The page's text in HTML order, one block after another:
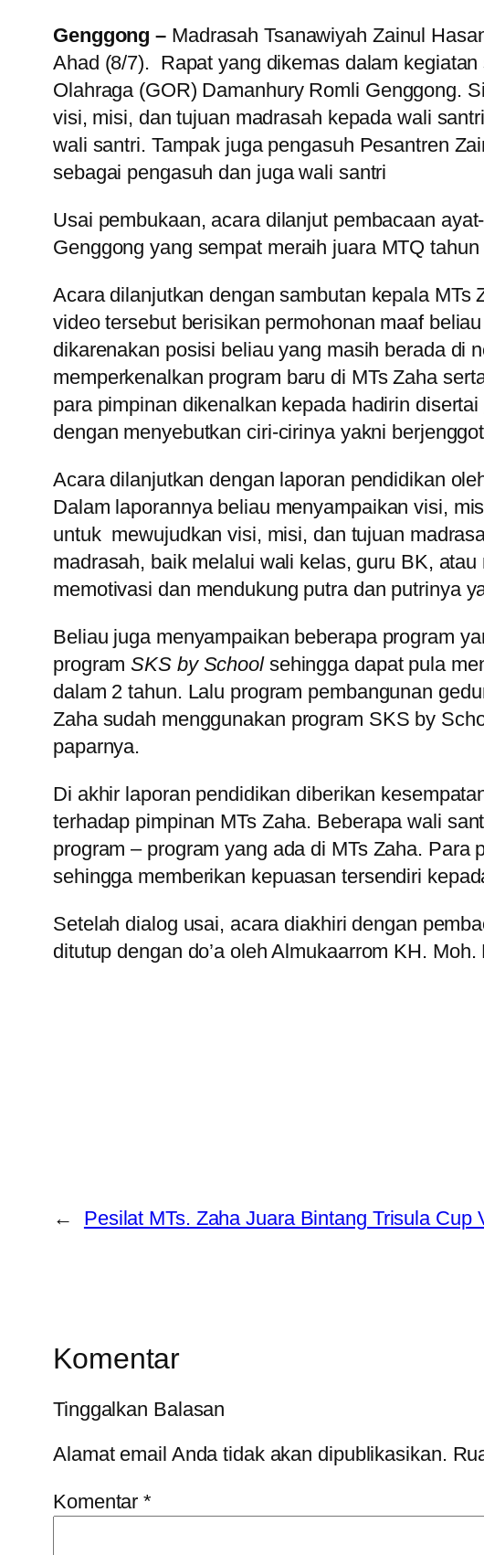
Genggong – Madrasah Tsanawiyah Zainul
Ahad (8/7). Rapat yang dikemas dalam
Olahraga (GOR) Damanhury Romli Genggong.
visi, misi, dan tujuan madrasah kepada wali
wali santri. Tampak juga pengasuh Pesantren
sebagai pengasuh dan juga wali santri
Usai pembukaan, acara dilanjut pembacaan
Genggong yang sempat meraih juara MTQ tahun
Acara dilanjutkan dengan sambutan kepala
video tersebut berisikan permohonan maaf
dikarenakan posisi beliau yang masih berada di
memperkenalkan program baru di MTs Zaha
para pimpinan dikenalkan kepada hadirin disertai
dengan menyebutkan ciri-cirinya yakni
Acara dilanjutkan dengan laporan pendidikan
Dalam laporannya beliau menyampaikan visi,
untuk mewujudkan visi, misi, dan tujuan
madrasah, baik melalui wali kelas, guru BK,
memotivasi dan mendukung putra dan putrinya
Beliau juga menyampaikan beberapa program
programSKS by Schoolsehingga dapat pula
dalam 2 tahun. Lalu program pembangunan
Zaha sudah menggunakan program SKS by
paparnya.
Di akhir laporan pendidikan diberikan
terhadap pimpinan MTs Zaha. Beberapa wali
program – program yang ada di MTs Zaha.
sehingga memberikan kepuasan tersendiri
Setelah dialog usai, acara diakhiri dengan
ditutup dengan do’a oleh Almukaarrom KH.
← Pesilat MTs. Zaha Juara Bintang Trisula Cup
Komentar
Tinggalkan Balasan
Alamat email Anda tidak akan dipublikasikan.
Komentar*